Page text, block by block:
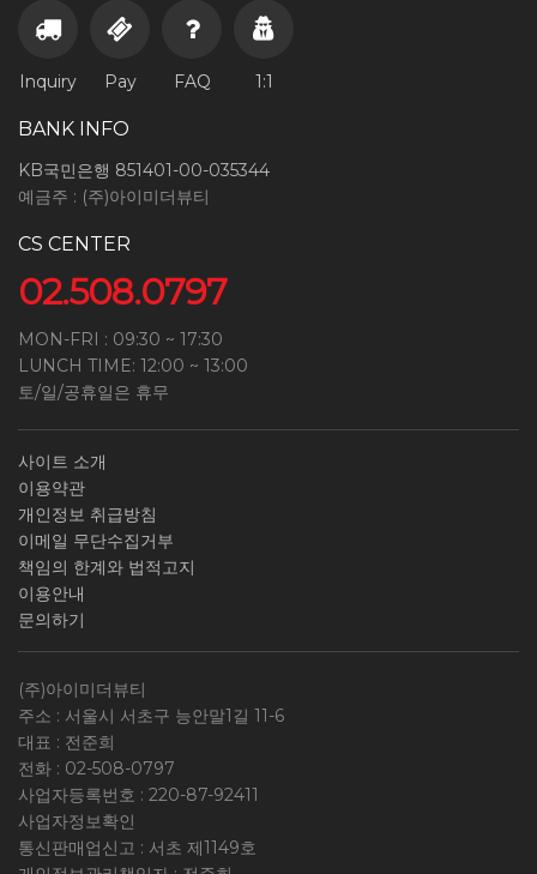
Inquiry Pay FAQ 1:1
BANK INFO
KB국민은행 851401-00-035344
예금주 : (주)아이미더뷰티
CS CENTER
02.508.0797
MON-FRI : 09:30 ~ 17:30
LUNCH TIME: 12:00 ~ 13:00
토/일/공휴일은 휴무
사이트 소개
이용약관
개인정보 취급방침
이메일 무단수집거부
책임의 한계와 법적고지
이용안내
문의하기
(주)아이미더뷰티
주소 : 서울시 서초구 능안말1길 11-6
대표 : 전준희
전화 : 02-508-0797
사업자등록번호 : 220-87-92411
사업자정보확인
통신판매업신고 : 서초 제1149호